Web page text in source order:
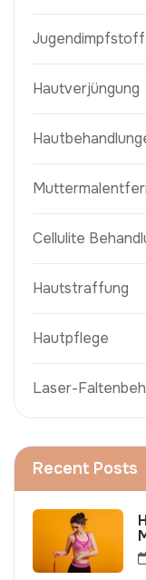
Jugendimpfstoff
Hautverjüngung
Cellulite
Hautstraffung
Hautpflege
Laser-
Recent Posts